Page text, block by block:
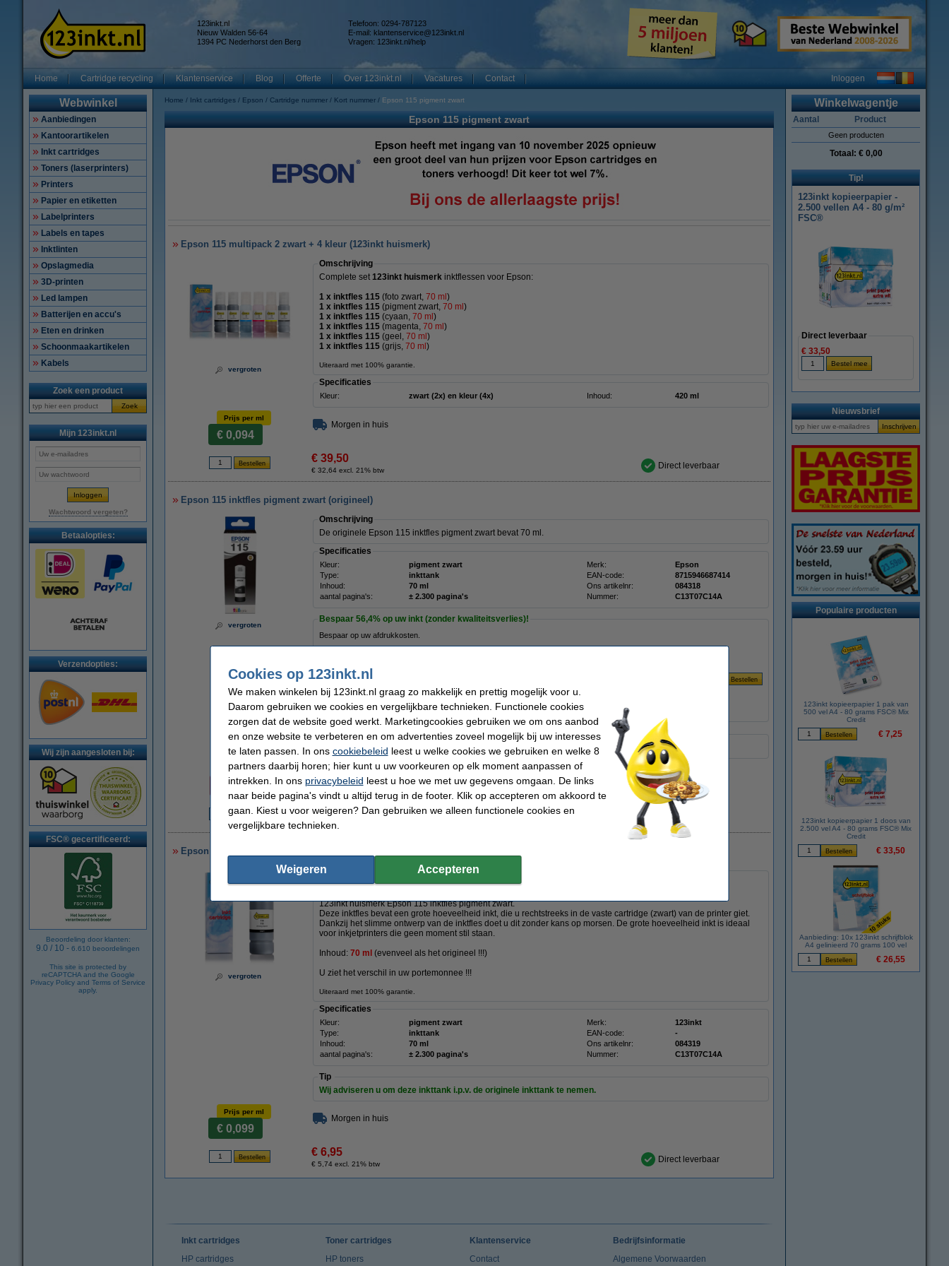
123inkt.nl
Nieuw Walden 56-64
1394 PC Nederhorst den Berg
Telefoon: 0294-787123
E-mail: klantenservice@123inkt.nl
Vragen: 123inkt.nl/help
Home Cartridge recycling Klantenservice Blog Offerte Over 123inkt.nl Vacatures Contact Inloggen
Webwinkel
Aanbiedingen
Kantoorartikelen
Inkt cartridges
Toners (laserprinters)
Printers
Papier en etiketten
Labelprinters
Labels en tapes
Inktlinten
Opslagmedia
3D-printen
Led lampen
Batterijen en accu's
Eten en drinken
Schoonmaakartikelen
Kabels
Zoek een product
Zoek
Mijn 123inkt.nl
Wachtwoord vergeten?
Betaalopties:
Verzendopties:
Wij zijn aangesloten bij:
FSC® gecertificeerd:
Beoordeling door klanten:
9.0 / 10 - 6.610 beoordelingen
This site is protected by
reCAPTCHA and the Google
Privacy Policy and Terms of Service
apply.
Home Inkt cartridges Epson Cartridge nummer Kort nummer Epson 115 pigment zwart
Epson 115 pigment zwart
Epson 115 multipack 2 zwart + 4 kleur (123inkt huismerk)
vergroten
Omschrijving
Complete set 123inkt huismerk inktflessen voor Epson:
1 x inktfles 115 (foto zwart, 70 ml )
1 x inktfles 115 (pigment zwart, 70 ml )
1 x inktfles 115 (cyaan, 70 ml )
1 x inktfles 115 (magenta, 70 ml )
1 x inktfles 115 (geel, 70 ml )
1 x inktfles 115 (grijs, 70 ml )
Uiteraard met 100% garantie.
Specificaties
Kleur: zwart (2x) en kleur (4x) Inhoud: 420 ml
Prijs per ml
€ 0,094
Morgen in huis
€ 39,50
€ 32,64 excl. 21% btw Direct leverbaar
Epson 115 inktfles pigment zwart (origineel)
vergroten
Omschrijving
De originele Epson 115 inktfles pigment zwart bevat 70 ml.
Specificaties
Kleur: pigment zwart Merk:
Epson
Type:
inkttank EAN-code:
8715946687414
Inhoud:
70 ml Ons artikelnr:
084318
aantal pagina's:
± 2.300 pagina's Nummer: C13T07C14A
Bespaar 56,4% op uw inkt (zonder kwaliteitsverlies)!
Bespaar op uw afdrukkosten.
Tip
Wij adviseren u om i.p.v. deze inkttank het 123inkt huismerk te nemen.
Prijs per ml
€ 0,23
Morgen in huis
€ 15,95
€ 13,18 excl. 21% btw Direct leverbaar
Epson 115 inktfles pigment zwart (123inkt huismerk)
vergroten
Omschrijving
Bespaar56,4%op uw inkt (zonder kwaliteitsverlies)!
123inkt huismerk Epson 115 inktfles pigment zwart.
Deze inktfles bevat een grote hoeveelheid inkt, die u rechtstreeks in de vaste cartridge (zwart) van de printer giet.
Dankzij het slimme ontwerp van de inktfles doet u dit zonder kans op morsen. De grote hoeveelheid inkt is ideaal
voor inkjetprinters die geen moment stil staan.
Inhoud: 70 ml (evenveel als het origineel !!!)
U ziet het verschil in uw portemonnee !!!
Uiteraard met 100% garantie.
Specificaties
Kleur: pigment zwart Merk:
123inkt
Type:
inkttank EAN-code:
-
Inhoud:
70 ml Ons artikelnr:
084319
aantal pagina's:
± 2.300 pagina's Nummer: C13T07C14A
Tip
Wij adviseren u om deze inkttank i.p.v. de originele inkttank te nemen.
Prijs per ml
€ 0,099
Morgen in huis
€ 6,95
€ 5,74 excl. 21% btw Direct leverbaar
Winkelwagentje
Aantal Product
Geen producten
Totaal: € 0,00
Tip!
123inkt kopieerpapier -
2.500 vellen A4 - 80 g/m²
FSC®
Direct leverbaar
€ 33,50
Nieuwsbrief
Populaire producten
123inkt kopieerpapier 1 pak van
500 vel A4 - 80 grams FSC® Mix
Credit
€ 7,25
123inkt kopieerpapier 1 doos van
2.500 vel A4 - 80 grams FSC® Mix
Credit
€ 33,50
Aanbieding: 10x 123inkt schrijfblok
A4 gelinieerd 70 grams 100 vel
€ 26,55
Inkt cartridges
HP cartridges
Toner cartridges
HP toners
Klantenservice
Contact
Bedrijfsinformatie
Algemene Voorwaarden
Cookies op 123inkt.nl
We maken winkelen bij 123inkt.nl graag zo makkelijk en prettig mogelijk voor u.
Daarom gebruiken we cookies en vergelijkbare technieken. Functionele cookies
zorgen dat de website goed werkt. Marketingcookies gebruiken we om ons aanbod
en onze website te verbeteren en om advertenties zoveel mogelijk bij uw interesses
te laten passen. In ons cookiebeleid leest u welke cookies we gebruiken en welke 8
partners daarbij horen; hier kunt u uw voorkeuren op elk moment aanpassen of
intrekken. In ons privacybeleid leest u hoe we met uw gegevens omgaan. De links
naar beide pagina's vindt u altijd terug in de footer. Klik op accepteren om akkoord te
gaan. Kiest u voor weigeren? Dan gebruiken we alleen functionele cookies en
vergelijkbare technieken.
Weigeren Accepteren